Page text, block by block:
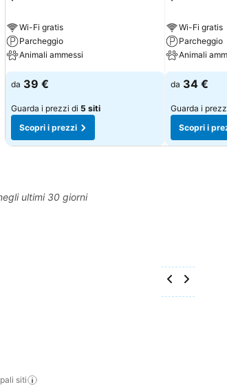
Wi-Fi gratis
Parcheggio
Animali ammessi
da 39 €
Guarda i prezzi di 5 siti
Scopri i prezzi
Wi-Fi gratis
Parcheggio
Animali
da 34 €
Guarda i
Scopri i
ultimi 30 giorni
siti